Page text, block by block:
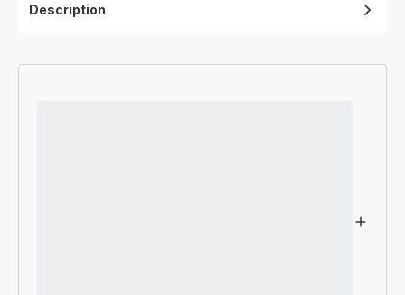
PU60/PU61
Description